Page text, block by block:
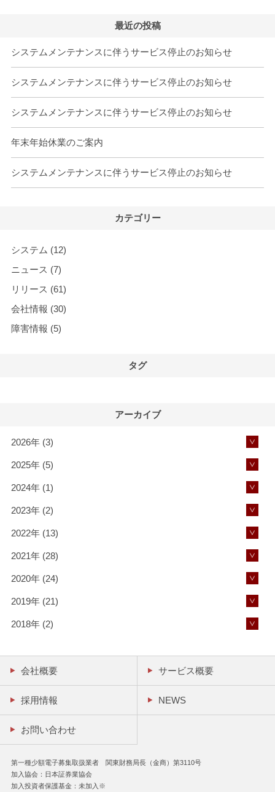
最近の投稿
システムメンテナンスに伴うサービス停止のお知らせ
システムメンテナンスに伴うサービス停止のお知らせ
システムメンテナンスに伴うサービス停止のお知らせ
年末年始休業のご案内
システムメンテナンスに伴うサービス停止のお知らせ
カテゴリー
システム (12)
ニュース (7)
リリース (61)
会社情報 (30)
障害情報 (5)
タグ
アーカイブ
2026年 (3)
2025年 (5)
2024年 (1)
2023年 (2)
2022年 (13)
2021年 (28)
2020年 (24)
2019年 (21)
2018年 (2)
会社概要 サービス概要
採用情報 NEWS
お問い合わせ
第一種少額電子募集取扱業者 関東財務局長（金商）第3110号
加入協会：日本証券業協会
加入投資者保護基金：未加入※